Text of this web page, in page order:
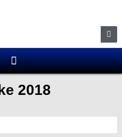
2018